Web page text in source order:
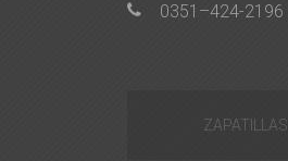
0351–424-2196
ZAPATILLAS